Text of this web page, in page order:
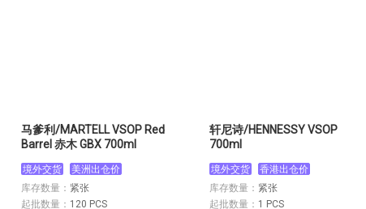
马爹利/MARTELL VSOP Red
Barrel 赤木 GBX 700ml
境外交货
美洲出仓价
库存数量： 紧张
起批数量： 120 PCS
轩尼诗/HENNESSY VSOP
700ml
境外交货
香港出仓价
库存数量： 紧张
起批数量： 1 PCS